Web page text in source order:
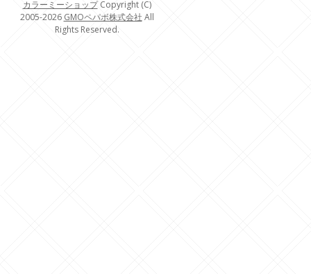
カラーミーショップCopyright (C)
2005-2026 GMOペパボ株式会社 All
Rights Reserved.